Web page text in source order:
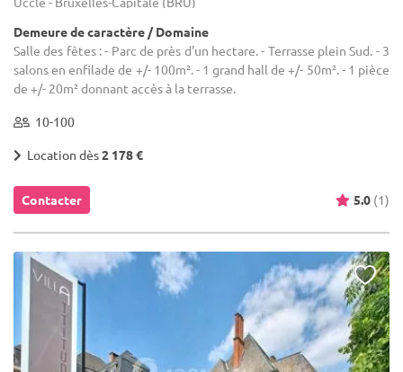
Demeure de caractère / Domaine
Salle des fêtes : - Parc de près d'un hectare. - Terrasse plein Sud. - 3
salons en enfilade de +/- 100m². - 1 grand hall de +/- 50m². - 1 pièce
de +/- 20m² donnant accès à la terrasse.
10-100
Location dès2 178 €
Contacter 5.0 (1)